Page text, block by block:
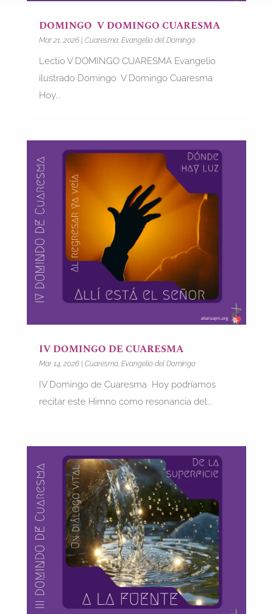
DOMINGO V DOMINGO CUARESMA
Mar 21, 2026| Cuaresma, Evangelio del Domingo
Lectio V DOMINGO CUARESMA Evangelio
ilustrado Domingo V Domingo Cuaresma
Hoy...
IV DOMINGO DE CUARESMA
Mar 14, 2026| Cuaresma, Evangelio del Domingo
IV Domingo de Cuaresma Hoy podríamos
recitar este Himno como resonancia del...